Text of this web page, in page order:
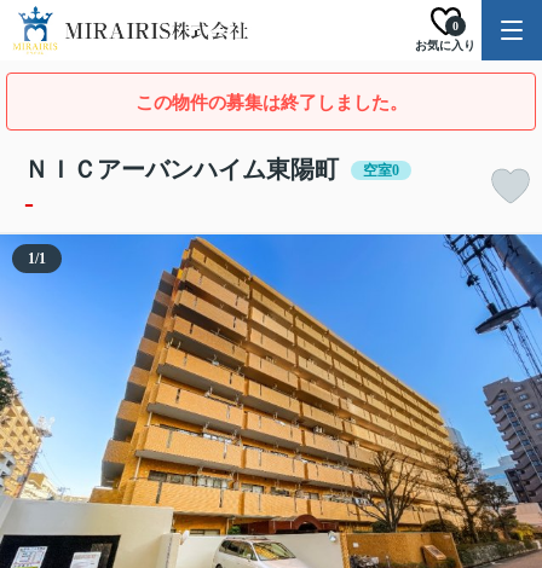
お気に入り
0
この物件の募集は終了しました。
ＮＩＣアーバンハイム東陽町 空室0
-
1/1